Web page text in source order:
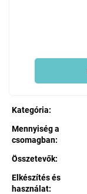
Kategória:
Mennyiség a
csomagban:
Összetevők:
Elkészítés és
használat: